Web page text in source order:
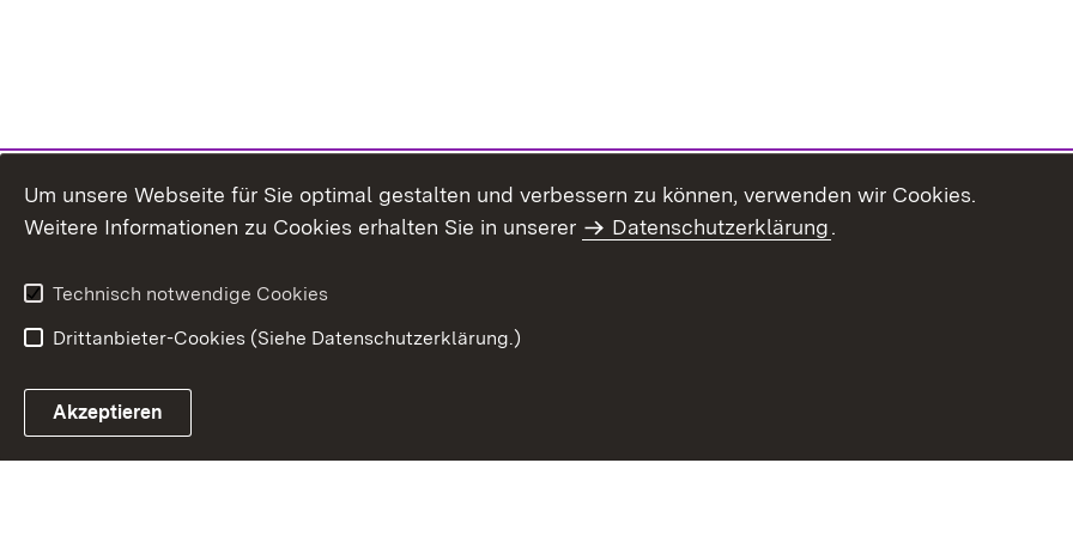
Um unsere Webseite für Sie optimal gestalten und verbessern zu können, verwenden wir Cookies.
Weitere Informationen zu Cookies erhalten Sie in unserer
Datenschutzerklärung.
Technisch notwendige Cookies
Drittanbieter-Cookies (Siehe Datenschutzerklärung.)
Akzeptieren